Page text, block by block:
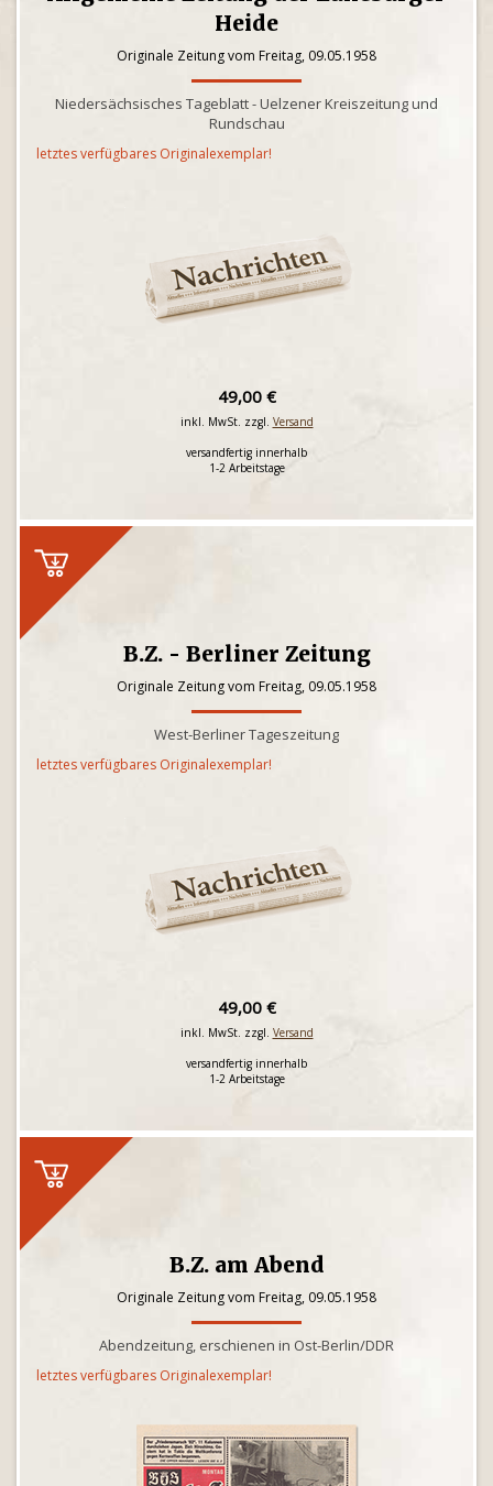
Heide
Originale Zeitung vom Freitag, 09.05.1958
Niedersächsisches Tageblatt - Uelzener Kreiszeitung und
Rundschau
letztes verfügbares Originalexemplar!
49,00 €
inkl. MwSt. zzgl. Versand
versandfertig innerhalb
1-2 Arbeitstage
B.Z. - Berliner Zeitung
Originale Zeitung vom Freitag, 09.05.1958
West-Berliner Tageszeitung
letztes verfügbares Originalexemplar!
49,00 €
inkl. MwSt. zzgl. Versand
versandfertig innerhalb
1-2 Arbeitstage
B.Z. am Abend
Originale Zeitung vom Freitag, 09.05.1958
Abendzeitung, erschienen in Ost-Berlin/DDR
letztes verfügbares Originalexemplar!